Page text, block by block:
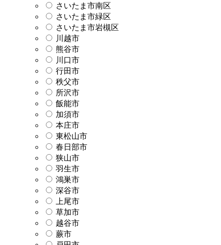
さいたま市南区
さいたま市緑区
さいたま市岩槻区
川越市
熊谷市
川口市
行田市
秩父市
所沢市
飯能市
加須市
本庄市
東松山市
春日部市
狭山市
羽生市
鴻巣市
深谷市
上尾市
草加市
越谷市
蕨市